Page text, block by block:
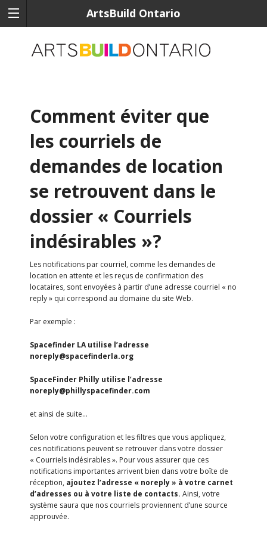
ArtsBuild Ontario
Comment éviter que
les courriels de
demandes de location
se retrouvent dans le
dossier « Courriels
indésirables »?
Les notifications par courriel, comme les demandes de
location en attente et les reçus de confirmation des
locataires, sont envoyées à partir d’une adresse courriel « no
reply » qui correspond au domaine du site Web.
Par exemple :
Spacefinder LA utilise l’adresse
noreply@spacefinderla.org
SpaceFinder Philly utilise l’adresse
noreply@phillyspacefinder.com
et ainsi de suite…
Selon votre configuration et les filtres que vous appliquez,
ces notifications peuvent se retrouver dans votre dossier
« Courriels indésirables ». Pour vous assurer que ces
notifications importantes arrivent bien dans votre boîte de
réception, ajoutez l’adresse « noreply » à votre carnet
d’adresses ou à votre liste de contacts. Ainsi, votre
système saura que nos courriels proviennent d’une source
approuvée.